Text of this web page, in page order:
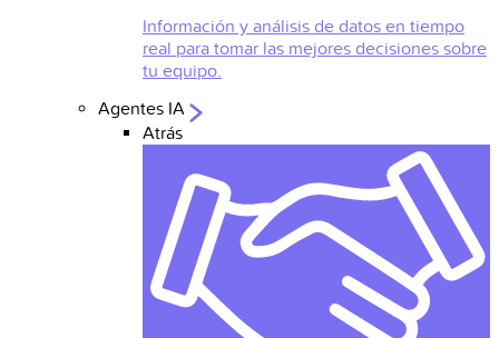
Información y análisis de datos en tiempo
real para tomar las mejores decisiones sobre
tu equipo.
Agentes IA
Atrás